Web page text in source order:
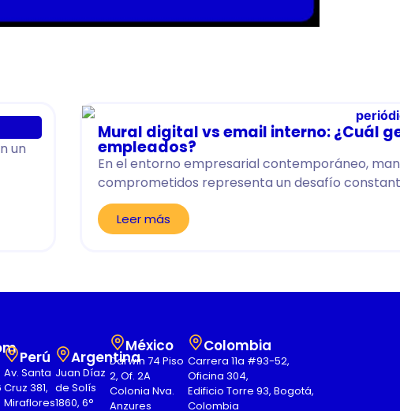
un
Mural digital vs email interno: ¿Cuál
empleados?
En el entorno empresarial contemporáneo,
comprometidos representa un desafío
Leer más
Perú
Av. Santa
Cruz 381,
Miraflores
Argentina
Juan Díaz
de Solís
1860, 6°
México
Darwin 74 Piso
2, Of. 2A
Colonia Nva.
Anzures
Colombia
Carrera 11a #93-52,
Oficina 304,
Edificio Torre 93, Bogotá,
Colombia